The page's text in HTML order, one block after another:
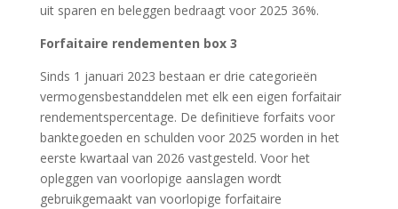
uit sparen en beleggen bedraagt voor 2025 36%.
Forfaitaire rendementen box 3
Sinds 1 januari 2023 bestaan er drie categorieën
vermogensbestanddelen met elk een eigen forfaitair
rendementspercentage. De definitieve forfaits voor
banktegoeden en schulden voor 2025 worden in het
eerste kwartaal van 2026 vastgesteld. Voor het
opleggen van voorlopige aanslagen wordt
gebruikgemaakt van voorlopige forfaitaire